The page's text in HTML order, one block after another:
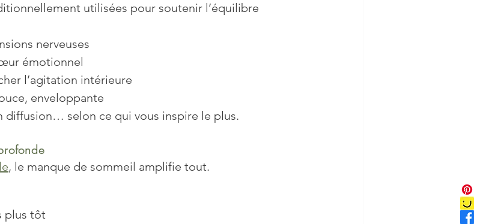
utilisées pour soutenir l’équilibre
nerveuses
émotionnel
l’agitation intérieure
enveloppante
diffusion… selon ce qui vous inspire le plus.
, le manque de sommeil amplifie tout.
plus tôt